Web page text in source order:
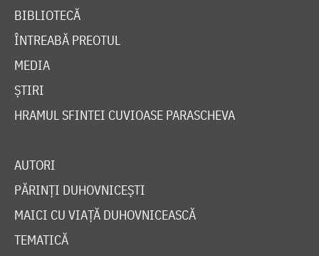
BIBLIOTECĂ
ÎNTREABĂ PREOTUL
MEDIA
ȘTIRI
HRAMUL SFINTEI CUVIOASE PARASCHEVA
AUTORI
PĂRINȚI DUHOVNICEȘTI
MAICI CU VIAȚĂ DUHOVNICEASCĂ
TEMATICĂ